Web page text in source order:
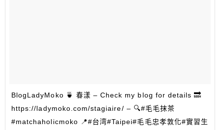
BlogLadyMoko 🍵 春漾 – Check my blog for details 🔜
https://ladymoko.com/stagiaire/ – 🔍#毛毛抹茶
#matchaholicmoko 📍#台湾#Taipei#毛毛忠孝敦化#實習生